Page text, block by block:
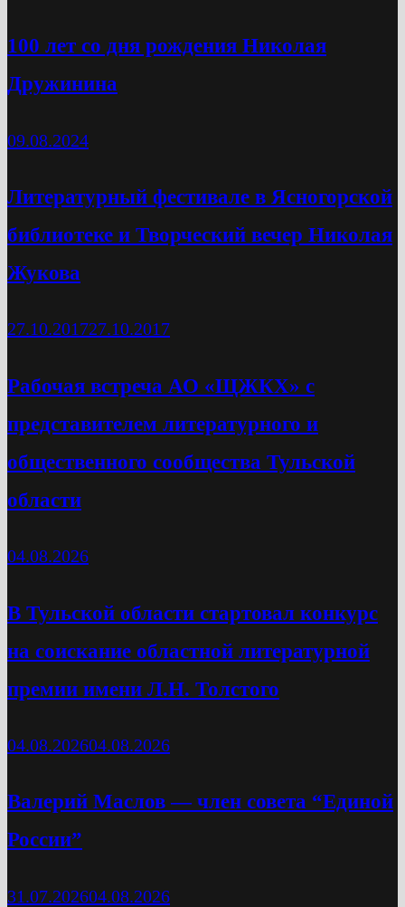
100 лет со дня рождения Николая
Дружинина
09.08.2024
Литературный фестивале в Ясногорской
библиотеке и Творческий вечер Николая
Жукова
27.10.201727.10.2017
Рабочая встреча АО «ЩЖКХ» с
представителем литературного и
общественного сообщества Тульской
области
04.08.2026
В Тульской области стартовал конкурс
на соискание областной литературной
премии имени Л.Н. Толстого
04.08.202604.08.2026
Валерий Маслов — член совета “Единой
России”
31.07.202604.08.2026